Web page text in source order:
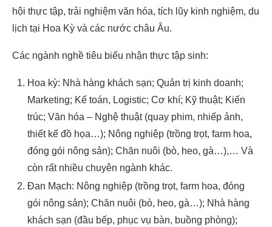
hội thực tập, trải nghiệm văn hóa, tích lũy kinh nghiệm, du
lịch tại Hoa Kỳ và các nước châu Âu.
Các ngành nghề tiêu biểu nhận thực tập sinh:
Hoa kỳ: Nhà hàng khách sạn; Quản trị kinh doanh;
Marketing; Kế toán, Logistic; Cơ khí; Kỹ thuật; Kiến
trúc; Văn hóa – Nghệ thuật (quay phim, nhiếp ảnh,
thiết kế đồ họa…); Nông nghiệp (trồng trọt, farm hoa,
đóng gói nông sản); Chăn nuôi (bò, heo, gà…),… Và
còn rất nhiều chuyên ngành khác.
Đan Mạch: Nông nghiệp (trồng trọt, farm hoa, đóng
gói nông sản); Chăn nuôi (bò, heo, gà…); Nhà hàng
khách sạn (đầu bếp, phục vụ bàn, buồng phòng);